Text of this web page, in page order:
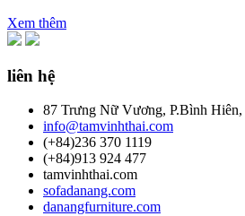
Xem thêm
liên hệ
87 Trưng Nữ Vương, P.Bình
info@tamvinhthai.com
(+84)236 370 1119
(+84)913 924 477
tamvinhthai.com
sofadanang.com
danangfurniture.com